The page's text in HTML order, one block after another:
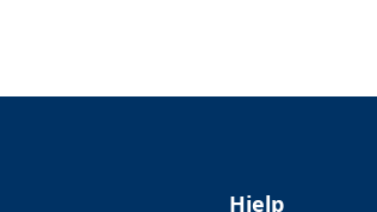
Hjelp